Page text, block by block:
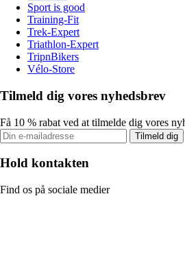
Sport is good
Training-Fit
Trek-Expert
Triathlon-Expert
TripnBikers
Vélo-Store
Tilmeld dig vores nyhedsbrev
Få 10 % rabat ved at tilmelde dig vores
Tilmeld dig
Hold kontakten
Find os på sociale medier